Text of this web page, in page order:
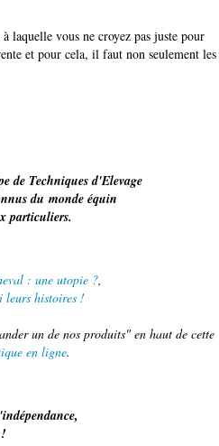
laquelle vous ne croyez pas juste pour
et pour cela, il faut non seulement les
de Techniques d'Elevage
du monde équin
particuliers.
: une utopie ?,
leurs histoires !
un de nos produits" en haut de cette
en ligne.